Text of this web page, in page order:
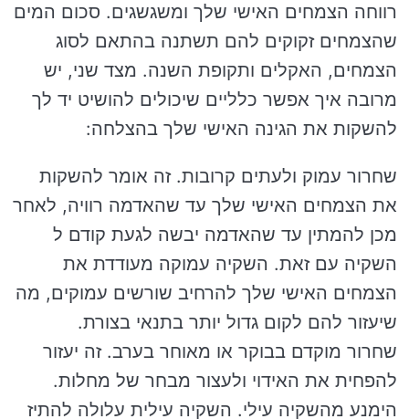
רווחה הצמחים האישי שלך ומשגשגים. סכום המים
שהצמחים זקוקים להם תשתנה בהתאם לסוג
הצמחים, האקלים ותקופת השנה. מצד שני, יש
מרובה איך אפשר כלליים שיכולים להושיט יד לך
להשקות את הגינה האישי שלך בהצלחה:
שחרור עמוק ולעתים קרובות. זה אומר להשקות
את הצמחים האישי שלך עד שהאדמה רוויה, לאחר
מכן להמתין עד שהאדמה יבשה לגעת קודם ל
השקיה עם זאת. השקיה עמוקה מעודדת את
הצמחים האישי שלך להרחיב שורשים עמוקים, מה
שיעזור להם לקום גדול יותר בתנאי בצורת.
שחרור מוקדם בבוקר או מאוחר בערב. זה יעזור
להפחית את האידוי ולעצור מבחר של מחלות.
הימנע מהשקיה עילי. השקיה עילית עלולה להתיז